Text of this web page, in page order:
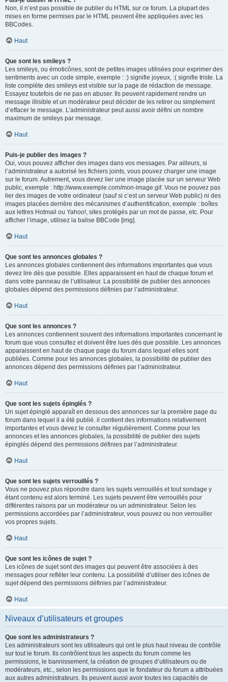
Non, il n’est pas possible de publier du HTML sur ce forum. La plupart des
mises en forme permises par le HTML peuvent être appliquées avec les
BBCodes.
Haut
Que sont les smileys ?
Les smileys, ou émoticônes, sont de petites images utilisées pour exprimer des
sentiments avec un code simple, exemple : :) signifie joyeux, :( signifie triste. La
liste complète des smileys est visible sur la page de rédaction de message.
Essayez toutefois de ne pas en abuser. Ils peuvent rapidement rendre un
message illisible et un modérateur peut décider de les retirer ou simplement
d’effacer le message. L’administrateur peut aussi avoir défini un nombre
maximum de smileys par message.
Haut
Puis-je publier des images ?
Oui, vous pouvez afficher des images dans vos messages. Par ailleurs, si
l’administrateur a autorisé les fichiers joints, vous pouvez charger une image
sur le forum. Autrement, vous devez lier une image placée sur un serveur Web
public, exemple : http://www.exemple.com/mon-image.gif. Vous ne pouvez pas
lier des images de votre ordinateur (sauf si c’est un serveur Web public) ni des
images placées derrière des mécanismes d’authentification, exemple : boîtes
aux lettres Hotmail ou Yahoo!, sites protégés par un mot de passe, etc. Pour
afficher l’image, utilisez la balise BBCode [img].
Haut
Que sont les annonces globales ?
Les annonces globales contiennent des informations importantes que vous
devez lire dès que possible. Elles apparaissent en haut de chaque forum et
dans votre panneau de l’utilisateur. La possibilité de publier des annonces
globales dépend des permissions définies par l’administrateur.
Haut
Que sont les annonces ?
Les annonces contiennent souvent des informations importantes concernant le
forum que vous consultez et doivent être lues dès que possible. Les annonces
apparaissent en haut de chaque page du forum dans lequel elles sont
publiées. Comme pour les annonces globales, la possibilité de publier des
annonces dépend des permissions définies par l’administrateur.
Haut
Que sont les sujets épinglés ?
Un sujet épinglé apparaît en dessous des annonces sur la première page du
forum dans lequel il a été publié. il contient des informations relativement
importantes et vous devez le consulter régulièrement. Comme pour les
annonces et les annonces globales, la possibilité de publier des sujets
épinglés dépend des permissions définies par l’administrateur.
Haut
Que sont les sujets verrouillés ?
Vous ne pouvez plus répondre dans les sujets verrouillés et tout sondage y
étant contenu est alors terminé. Les sujets peuvent être verrouillés pour
différentes raisons par un modérateur ou un administrateur. Selon les
permissions accordées par l’administrateur, vous pouvez ou non verrouiller
vos propres sujets.
Haut
Que sont les icônes de sujet ?
Les icônes de sujet sont des images qui peuvent être associées à des
messages pour refléter leur contenu. La possibilité d’utiliser des icônes de
sujet dépend des permissions définies par l’administrateur.
Haut
Niveaux d’utilisateurs et groupes
Que sont les administrateurs ?
Les administrateurs sont les utilisateurs qui ont le plus haut niveau de contrôle
sur tout le forum. Ils contrôlent tous les aspects du forum comme les
permissions, le bannissement, la création de groupes d’utilisateurs ou de
modérateurs, etc., selon les permissions que le fondateur du forum a attribuées
aux autres administrateurs. Ils peuvent aussi avoir toutes les capacités de